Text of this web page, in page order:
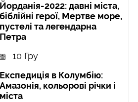
Йорданія-2022: давні міста,
біблійні герої, Мертве море,
пустелі та легендарна
Петра
10 Гру
Експедиція в Колумбію:
Амазонія, кольорові річки і
міста